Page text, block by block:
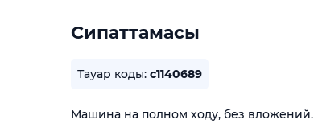
Сипаттамасы
Тауар коды: c1140689
Машина на полном ходу, без вложений.